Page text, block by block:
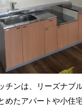
チンは、リーズナブ
めたアパートや小住